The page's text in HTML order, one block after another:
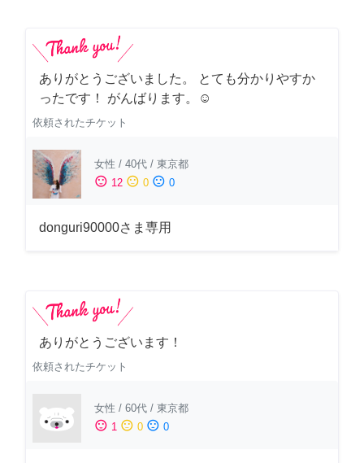
ありがとうございました。 とても分かりやすか
ったです！ がんばります。☺️
依頼されたチケット
女性 / 40代 / 東京都
sentiment_satisfied 12 sentiment_neutral 0 sentiment_dissatisfied 0
donguri90000さま専用
ありがとうございます！
依頼されたチケット
女性 / 60代 / 東京都
sentiment_satisfied 1 sentiment_neutral 0 sentiment_dissatisfied 0